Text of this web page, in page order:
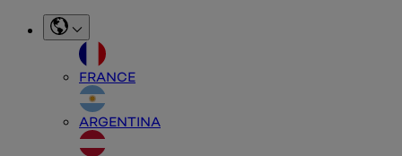
FRANCE
ARGENTINA